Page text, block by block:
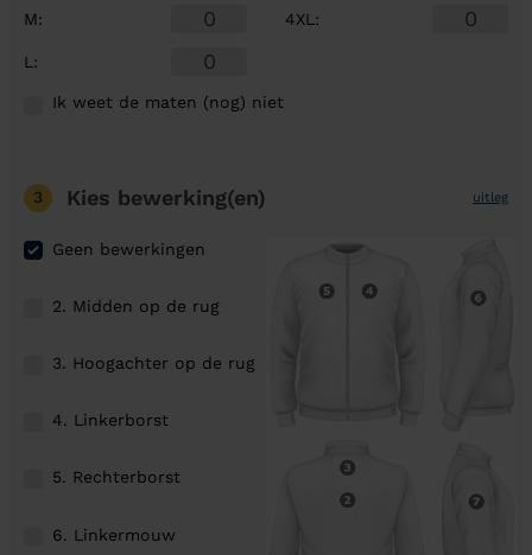
M:
L :
4XL :
Ik weet de maten (nog) niet
3 Kies bewerking(en) uitleg
Geen bewerkingen
2. Midden op de rug
3. Hoogachter op de rug
4. Linkerborst
5. Rechterborst
6. Linkermouw